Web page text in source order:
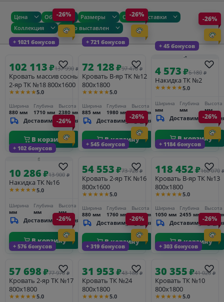
Цена Общие Размеры
Сроки доставки
Коллекция
Товар выставлен
+ 1021 бонусов
-26%
102 113₽137 990 ₽
Кровать массив сосны
2-яр ТК №18 800х1600
★★★★★5.0
Ширина
880 мм
Глубина
1710 мм
Высота
2380 мм
Доставим_за_3_дня
В корзину
+ 721 бонусов
-26%
72 128₽97 470 ₽
Кровать В-яр ТК №12
800х1800
★★★★★5.0
Ширина
885 мм
Глубина
1980 мм
Высота
2300 мм
Доставим_за_3_дня
В корзину
+ 45 бонусов
-26%
4 573₽6 180 ₽
Накидка ТК №2
★★★★★5.0
Ширина
мм
Глубина
мм
Высота
мм
В корзину
+ 102 бонусов
-26%
10 286₽13 900 ₽
Накидка ТК №16
★★★★★5.0
Ширина
мм
Глубина
мм
Высота
мм
Доставим_за_3_дня
В корзину
+ 545 бонусов
-26%
54 553₽73 720 ₽
Кровать 2-яр ТК №16
800х1600
★★★★★5.0
Ширина
880 мм
Глубина
1760 мм
Высота
2380 мм
Доставим_за_3_дня
В корзину
+ 1184 бонусов
-26%
118 452₽160 070 ₽
Кровать В-яр ТК №13
800х1800
★★★★★5.0
Ширина
1050 мм
Глубина
2455 мм
Высота
2300
В корзину
+ 576 бонусов
-26%
57 698₽77 970 ₽
Кровать 2-яр ТК №17
800х1800
★★★★★5.0
+ 319 бонусов
-26%
31 953₽43 180 ₽
Кровать ТК №24
800х1800
★★★★★5.0
+ 303 бонусов
-26%
30 355₽41 020 ₽
Кровать ТК №10
800х1800
★★★★★5.0